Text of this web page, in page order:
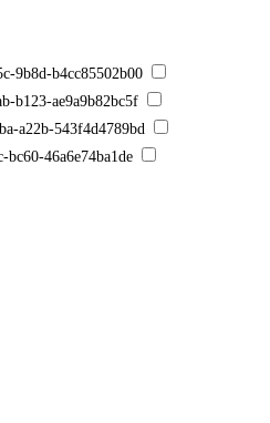
9b8d-b4cc85502b00
b123-ae9a9b82bc5f
a22b-543f4d4789bd
46a6e74ba1de